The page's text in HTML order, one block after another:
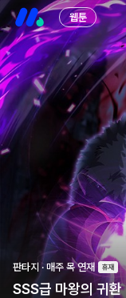
웹툰
판타지 · 매주 목 연재
SSS급 마왕의 귀환